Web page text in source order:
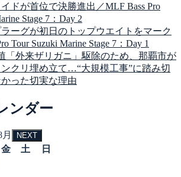
ドが首位で決勝進出／MLF Bass Pro
Stage 7：Day 2
ーグが初日のトップウエイトをマーク
Tour Suzuki Marine Stage 7：Day 1
「外来ザリガニ」駆除のため、那覇市が
クリ埋め立て…“大規模工事”に踏み切
った切実な理由
ンダー
NEXT
金 土
日